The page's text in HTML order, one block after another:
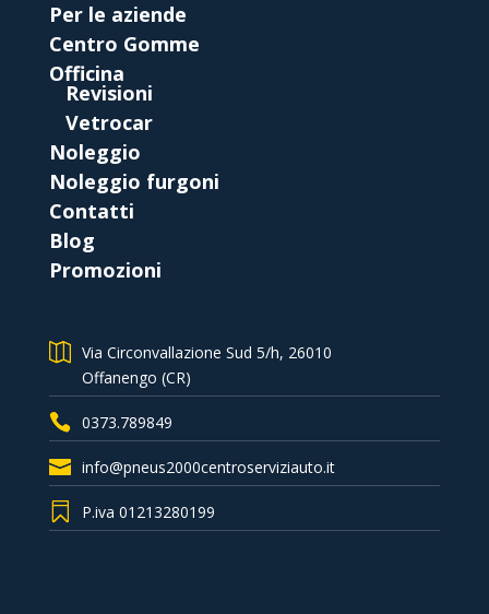
Per le aziende
Centro Gomme
Officina
Revisioni
Vetrocar
Noleggio
Noleggio furgoni
Contatti
Blog
Promozioni
Via Circonvallazione Sud 5/h, 26010
Offanengo (CR)
0373.789849
info@pneus2000centroserviziauto.it
P.iva 01213280199